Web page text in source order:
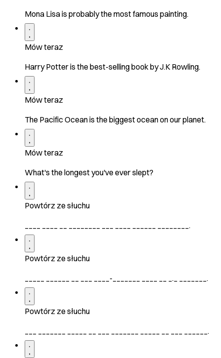
Mona Lisa is probably the most famous painting.
Mów teraz
Harry Potter is the best-selling book by J.K Rowling.
Mów teraz
The Pacific Ocean is the biggest ocean on our planet.
Mów teraz
What's the longest you've ever slept?
Powtórz ze słuchu
____ ____ __ ________ ___ ____ ______ ________.
Powtórz ze słuchu
_____ ______ __ ___ ____-_______ ____ __ _._ _______.
Powtórz ze słuchu
___ _______ _____ __ ___ _______ _____ __ ___ ______.